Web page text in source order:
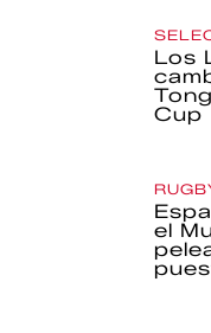
Los
Cup
el